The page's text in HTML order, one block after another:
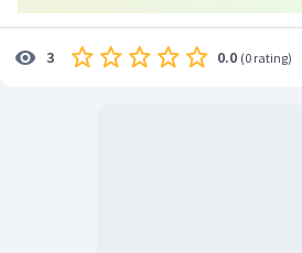
3 0.0 (0 rating)